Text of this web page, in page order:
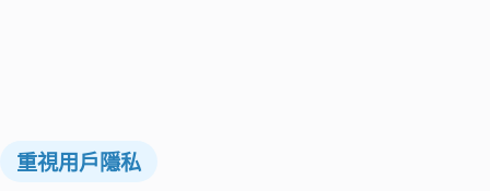
重視用戶隱私